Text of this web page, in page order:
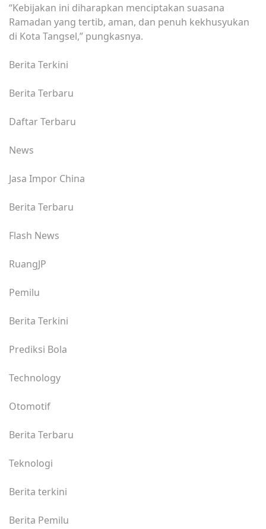
“Kebijakan ini diharapkan menciptakan suasana
Ramadan yang tertib, aman, dan penuh kekhusyukan
di Kota Tangsel,” pungkasnya.
Berita Terkini
Berita Terbaru
Daftar Terbaru
News
Jasa Impor China
Berita Terbaru
Flash News
RuangJP
Pemilu
Berita Terkini
Prediksi Bola
Technology
Otomotif
Berita Terbaru
Teknologi
Berita terkini
Berita Pemilu